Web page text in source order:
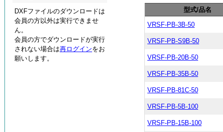
型式/品名
VRSF-PB-3B-50
VRSF-PB-S9B-50
VRSF-PB-20B-50
VRSF-PB-35B-50
VRSF-PB-81C-50
VRSF-PB-5B-100
VRSF-PB-15B-100
DXFファイルのダウンロードは
会員の方以外は実行できませ
ん。
会員の方でダウンロードが実行
されない場合は再ログインをお
願いします。